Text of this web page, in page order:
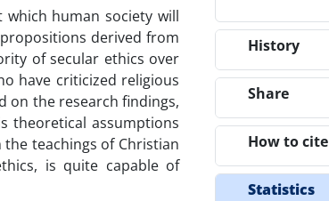
human society will
derived from
of secular ethics over
have criticized religious
on the research findings,
theoretical assumptions
teachings of Christian
is quite capable of
History
Share
How to cite
Statistics